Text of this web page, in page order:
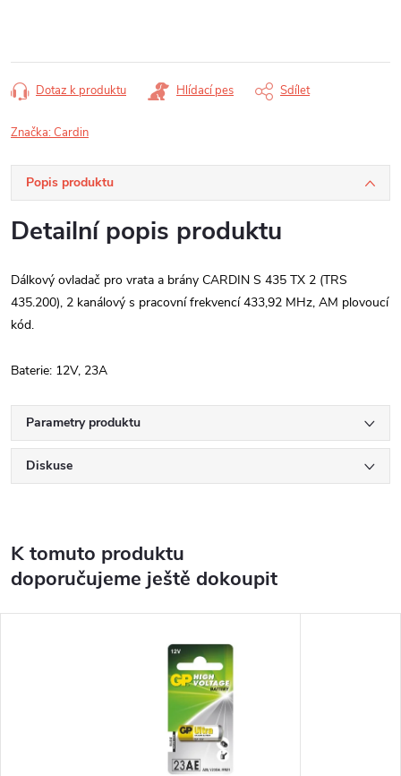
Dotaz k produktu Hlídací pes Sdílet
Značka:Cardin
Popis produktu
Detailní popis produktu
Dálkový ovladač pro vrata a brány CARDIN S 435 TX 2 (TRS
435.200), 2 kanálový s pracovní frekvencí 433,92 MHz, AM plovoucí
kód.
Baterie: 12V, 23A
Parametry produktu
Diskuse
K tomuto produktu
doporučujeme ještě dokoupit